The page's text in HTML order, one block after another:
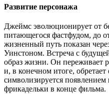
Развитие персонажа
Джеймс эволюционирует от
питающегося фастфудом, до
жизненный путь показан
Уинстоном. Встреча с
образ жизни. Он переживает
и, в конечном итоге, обретает
символизируется появлением
фрикадельки в конце фильма.